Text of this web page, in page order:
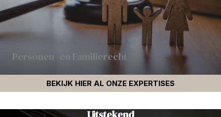
Personen- en Familierecht
BEKIJK HIER AL ONZE EXPERTISES